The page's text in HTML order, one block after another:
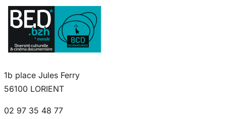
1b place Jules Ferry
56100 LORIENT
02 97 35 48 77